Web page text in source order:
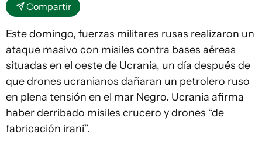
Compartir
Este domingo, fuerzas militares rusas realizaron un
ataque masivo con misiles contra bases aéreas
situadas en el oeste de Ucrania, un día después de
que drones ucranianos dañaran un petrolero ruso
en plena tensión en el mar Negro. Ucrania afirma
haber derribado misiles crucero y drones “de
fabricación iraní”.